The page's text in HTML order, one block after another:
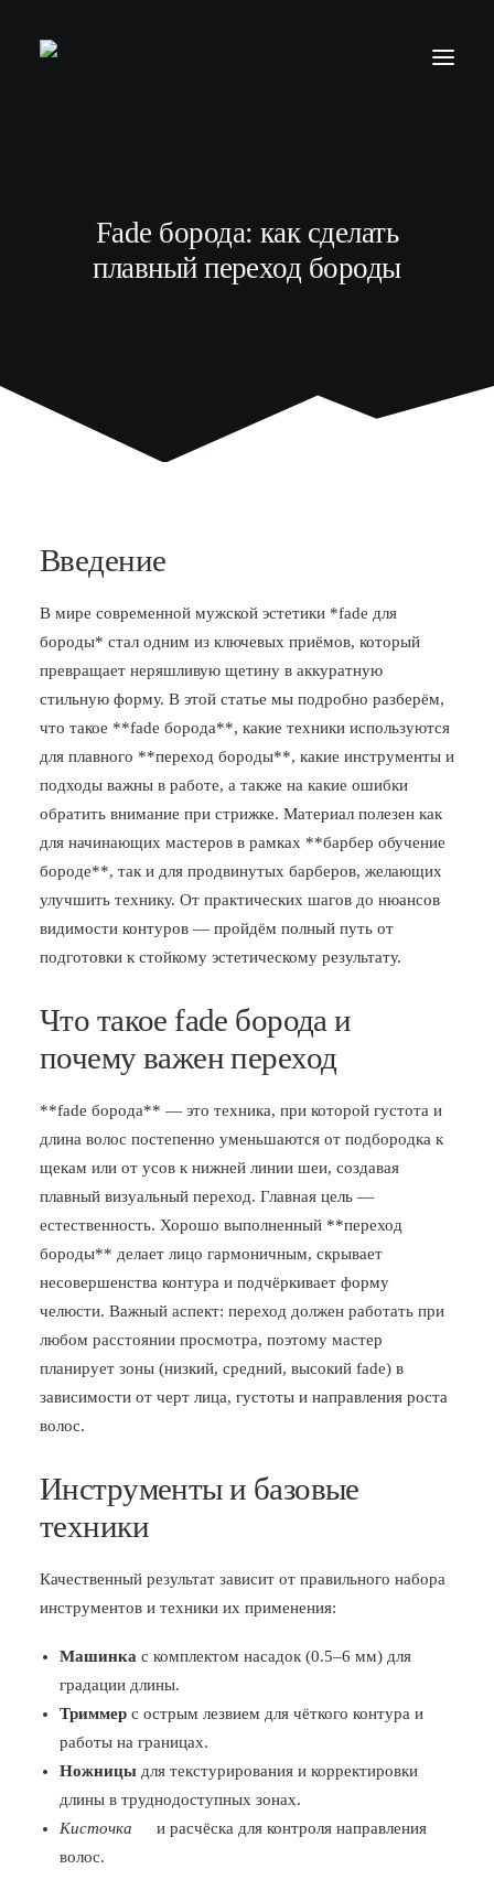
МОДЕЛЯМ
Fade борода: как сделать
плавный переход бороды
Введение
В мире современной мужской эстетики *fade для
бороды* стал одним из ключевых приёмов, который
превращает неряшливую щетину в аккуратную
стильную форму. В этой статье мы подробно разберём,
что такое **fade борода**, какие техники используются
для плавного **переход бороды**, какие инструменты и
подходы важны в работе, а также на какие ошибки
обратить внимание при стрижке. Материал полезен как
для начинающих мастеров в рамках **барбер обучение
бороде**, так и для продвинутых барберов, желающих
улучшить технику. От практических шагов до нюансов
видимости контуров — пройдём полный путь от
подготовки к стойкому эстетическому результату.
Что такое fade борода и
почему важен переход
**fade борода** — это техника, при которой густота и
длина волос постепенно уменьшаются от подбородка к
щекам или от усов к нижней линии шеи, создавая
плавный визуальный переход. Главная цель —
естественность. Хорошо выполненный **переход
бороды** делает лицо гармоничным, скрывает
несовершенства контура и подчёркивает форму
челюсти. Важный аспект: переход должен работать при
любом расстоянии просмотра, поэтому мастер
планирует зоны (низкий, средний, высокий fade) в
зависимости от черт лица, густоты и направления роста
волос.
Инструменты и базовые
техники
Качественный результат зависит от правильного набора
инструментов и техники их применения:
Машинка с комплектом насадок (0.5–6 мм) для
градации длины.
Триммер с острым лезвием для чёткого контура и
работы на границах.
Ножницы для текстурирования и корректировки
длины в труднодоступных зонах.
Кисточка
и расчёска для контроля направления
волос.